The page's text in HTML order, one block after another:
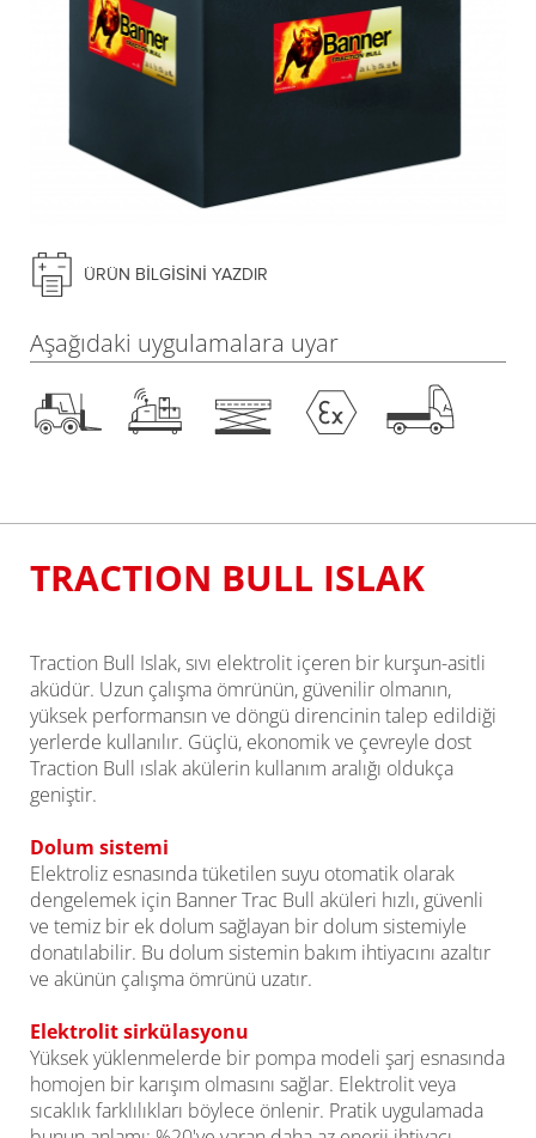
ÜRÜN BILGISINI YAZDIR
Aşağıdaki uygulamalara uyar
TRACTION BULL ISLAK
Traction Bull Islak, sıvı elektrolit içeren bir kurşun-asitli
aküdür. Uzun çalışma ömrünün, güvenilir olmanın,
yüksek performansın ve döngü direncinin talep edildiği
yerlerde kullanılır. Güçlü, ekonomik ve çevreyle dost
Traction Bull ıslak akülerin kullanım aralığı oldukça
geniştir.
Dolum sistemi
Elektroliz esnasında tüketilen suyu otomatik olarak
dengelemek için Banner Trac Bull aküleri hızlı, güvenli
ve temiz bir ek dolum sağlayan bir dolum sistemiyle
donatılabilir. Bu dolum sistemin bakım ihtiyacını azaltır
ve akünün çalışma ömrünü uzatır.
Elektrolit sirkülasyonu
Yüksek yüklenmelerde bir pompa modeli şarj esnasında
homojen bir karışım olmasını sağlar. Elektrolit veya
sıcaklık farklılıkları böylece önlenir. Pratik uygulamada